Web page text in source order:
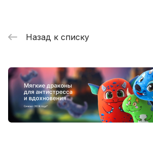
Назад к списку